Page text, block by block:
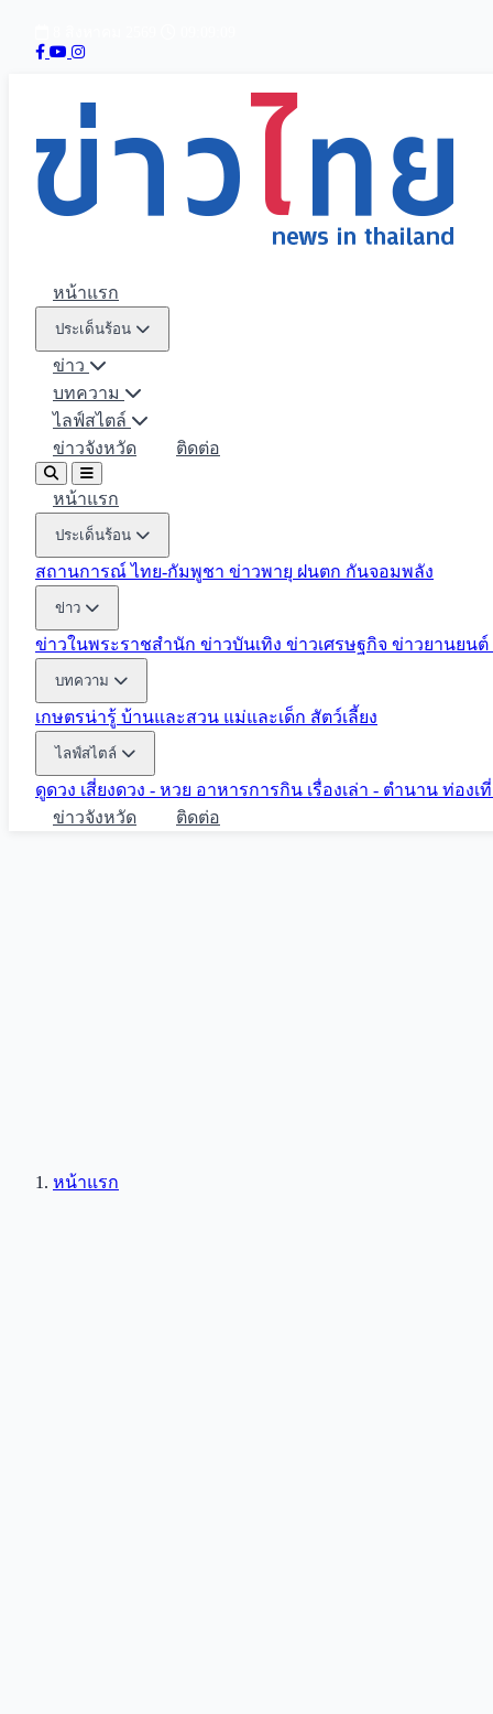
หน้าแรก
ประเด็นร้อน
ข่าว
บทความ
ไลฟ์สไตล์
ข่าวจังหวัด
ติดต่อ
หน้าแรก
ประเด็นร้อน
สถานการณ์ ไทย-กัมพูชา ข่าวพายุ ฝนตก กันจอมพลัง
ข่าว
ข่าวในพระราชสำนัก ข่าวบันเทิง ข่าวเศรษฐกิจ ข่าวยานยนต์
บทความ
เกษตรน่ารู้ บ้านและสวน แม่และเด็ก สัตว์เลี้ยง
ไลฟ์สไตล์
ดูดวง เสี่ยงดวง - หวย อาหารการกิน เรื่องเล่า - ตำนาน ท่องเ
ข่าวจังหวัด
ติดต่อ
หน้าแรก